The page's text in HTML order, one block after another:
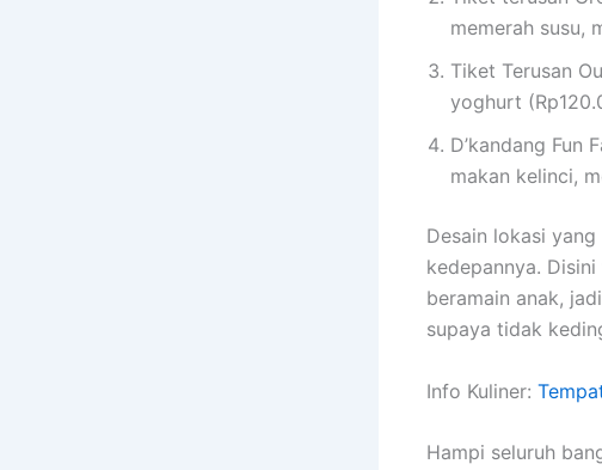
memerah susu,
Tiket Terusan
yoghurt
D’kandang Fun
makan kelinci,
Desain lokasi
kedepannya.
beramain anak,
supaya tidak
Info Kuliner:
Hampi seluruh